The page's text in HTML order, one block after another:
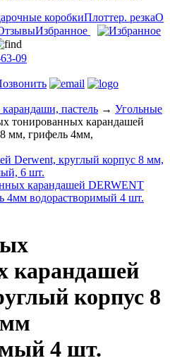
коробкиПлоттер. резкаО
Избранное
09
пастель → Угольные
тонированных карандашей
мм, грифель 4мм,
карандашей
корпус 8
4 шт.